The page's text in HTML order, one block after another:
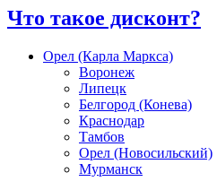
Что такое дисконт?
Орел (Карла Маркса)
Воронеж
Липецк
Белгород (Конева)
Краснодар
Тамбов
Орел (Новосильский)
Мурманск